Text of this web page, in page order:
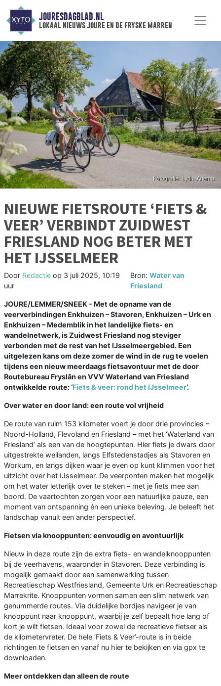
JOURESDAGBLAD.NL
lokaal nieuws joure en de fryske marren
NIEUWE FIETSROUTE ‘FIETS &
VEER’ VERBINDT ZUIDWEST
FRIESLAND NOG BETER MET
HET IJSSELMEER
Door Redactie op 3 juli 2025, 10:19
uur
Bron:Water van
Friesland
JOURE/LEMMER/SNEEK - Met de opname van de
veerverbindingen Enkhuizen – Stavoren, Enkhuizen – Urk en
Enkhuizen – Medemblik in het landelijke fiets- en
wandelnetwerk, is Zuidwest Friesland nog steviger
verbonden met de rest van het IJsselmeergebied. Een
uitgelezen kans om deze zomer de wind in de rug te voelen
tijdens een nieuw meerdaags fietsavontuur met de door
Routebureau Fryslân en VVV Waterland van Friesland
ontwikkelde route: ‘Fiets & veer: rond het IJsselmeer’.
Over water en door land: een route vol vrijheid
De route van ruim 153 kilometer voert je door drie provincies –
Noord-Holland, Flevoland en Friesland – met het ‘Waterland van
Friesland’ als een van de hoogtepunten. Hier fiets je dwars door
uitgestrekte weilanden, langs Elfstedenstadjes als Stavoren en
Workum, en langs dijken waar je even op kunt klimmen voor het
uitzicht over het IJsselmeer. De veerponten maken het mogelijk
om het water letterlijk over te steken – met je fiets mee aan
boord. De vaartochten zorgen voor een natuurlijke pauze, een
moment van ontspanning én een unieke beleving. Je beleeft het
landschap vanuit een ander perspectief.
Fietsen via knooppunten: eenvoudig en avontuurlijk
Nieuw in deze route zijn de extra fiets- en wandelknooppunten
bij de veerhavens, waaronder in Stavoren. Deze verbinding is
mogelijk gemaakt door een samenwerking tussen
Recreatieschap Westfriesland, Gemeente Urk en Recreatieschap
Marrekrite. Knooppunten vormen samen een slim netwerk van
genummerde routes. Via duidelijke bordjes navigeer je van
knooppunt naar knooppunt, waarbij je zelf bepaalt hoe lang of
kort je wilt fietsen. Ideaal voor zowel de recreatieve fietser als
de kilometervreter. De hele ‘Fiets & Veer’-route is in beide
richtingen te fietsen en vanaf nu hier te bekijken en via gpx te
downloaden.
Meer ontdekken dan alleen de route